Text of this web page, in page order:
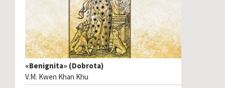
«Benignita» (Dobrota)
V.M. Kwen Khan Khu